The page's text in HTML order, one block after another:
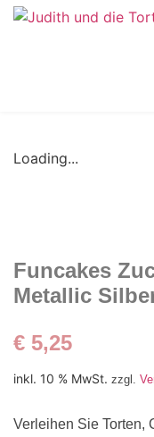
Loading...
Funcakes
Metallic
€ 5,25
inkl. 10 % MwSt. zzgl.
Verleihen Sie Torten,